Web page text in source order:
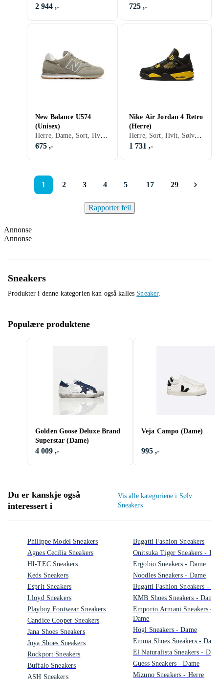
2 944 ,-
725 ,-
New Balance U574
(Unisex)
Herre, Dame, Sort, Hvit, Sølv, Grå, Turkis, Brun, Blå, Rød, Gul, Oransje, Grønn, Beige, Rosa, Lilla, Khaki, Lisser, New Balance 574
675 ,-
Nike Air Jordan 4 Retro
(Herre)
Herre, Sort, Hvit, Sølv, Grå, Turkis, Brun, Blå, Rød, Gul, Oransje, Grønn, Beige, Rosa, Lilla, Lisser, Nike Air Jordan
1 731 ,-
1 2 3 4 5 17 29
Rapporter feil
Annonse
Annonse
Sneakers
Produkter i denne kategorien kan også kalles Sneaker.
Populære produktene
Golden Goose Deluxe Brand
Superstar (Dame)
4 009 ,-
Veja Campo (Dame)
995 ,-
Du er kanskje også
interessert i
Vis alle kategoriene i Sølv
Sneakers
Philippe Model Sneakers
Agnes Cecilia Sneakers
HI-TEC Sneakers
Keds Sneakers
Esprit Sneakers
Lloyd Sneakers
Playboy Footwear Sneakers
Candice Cooper Sneakers
Jana Shoes Sneakers
Joya Shoes Sneakers
Rockport Sneakers
Buffalo Sneakers
ASH Sneakers
Bugatti Fashion Sneakers
Onitsuka Tiger Sneakers -
Ergobio Sneakers - Dame
Noodles Sneakers - Dame
Bugatti Fashion Sneakers -
KMB Shoes Sneakers - Dame
Emporio Armani Sneakers -
Dame
Högl Sneakers - Dame
Emma Shoes Sneakers -
El Naturalista Sneakers -
Guess Sneakers - Dame
Mizuno Sneakers - Herre